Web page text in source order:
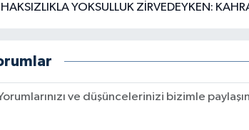
HAKSIZLIKLA YOKSULLUK ZİRVEDEYKEN: